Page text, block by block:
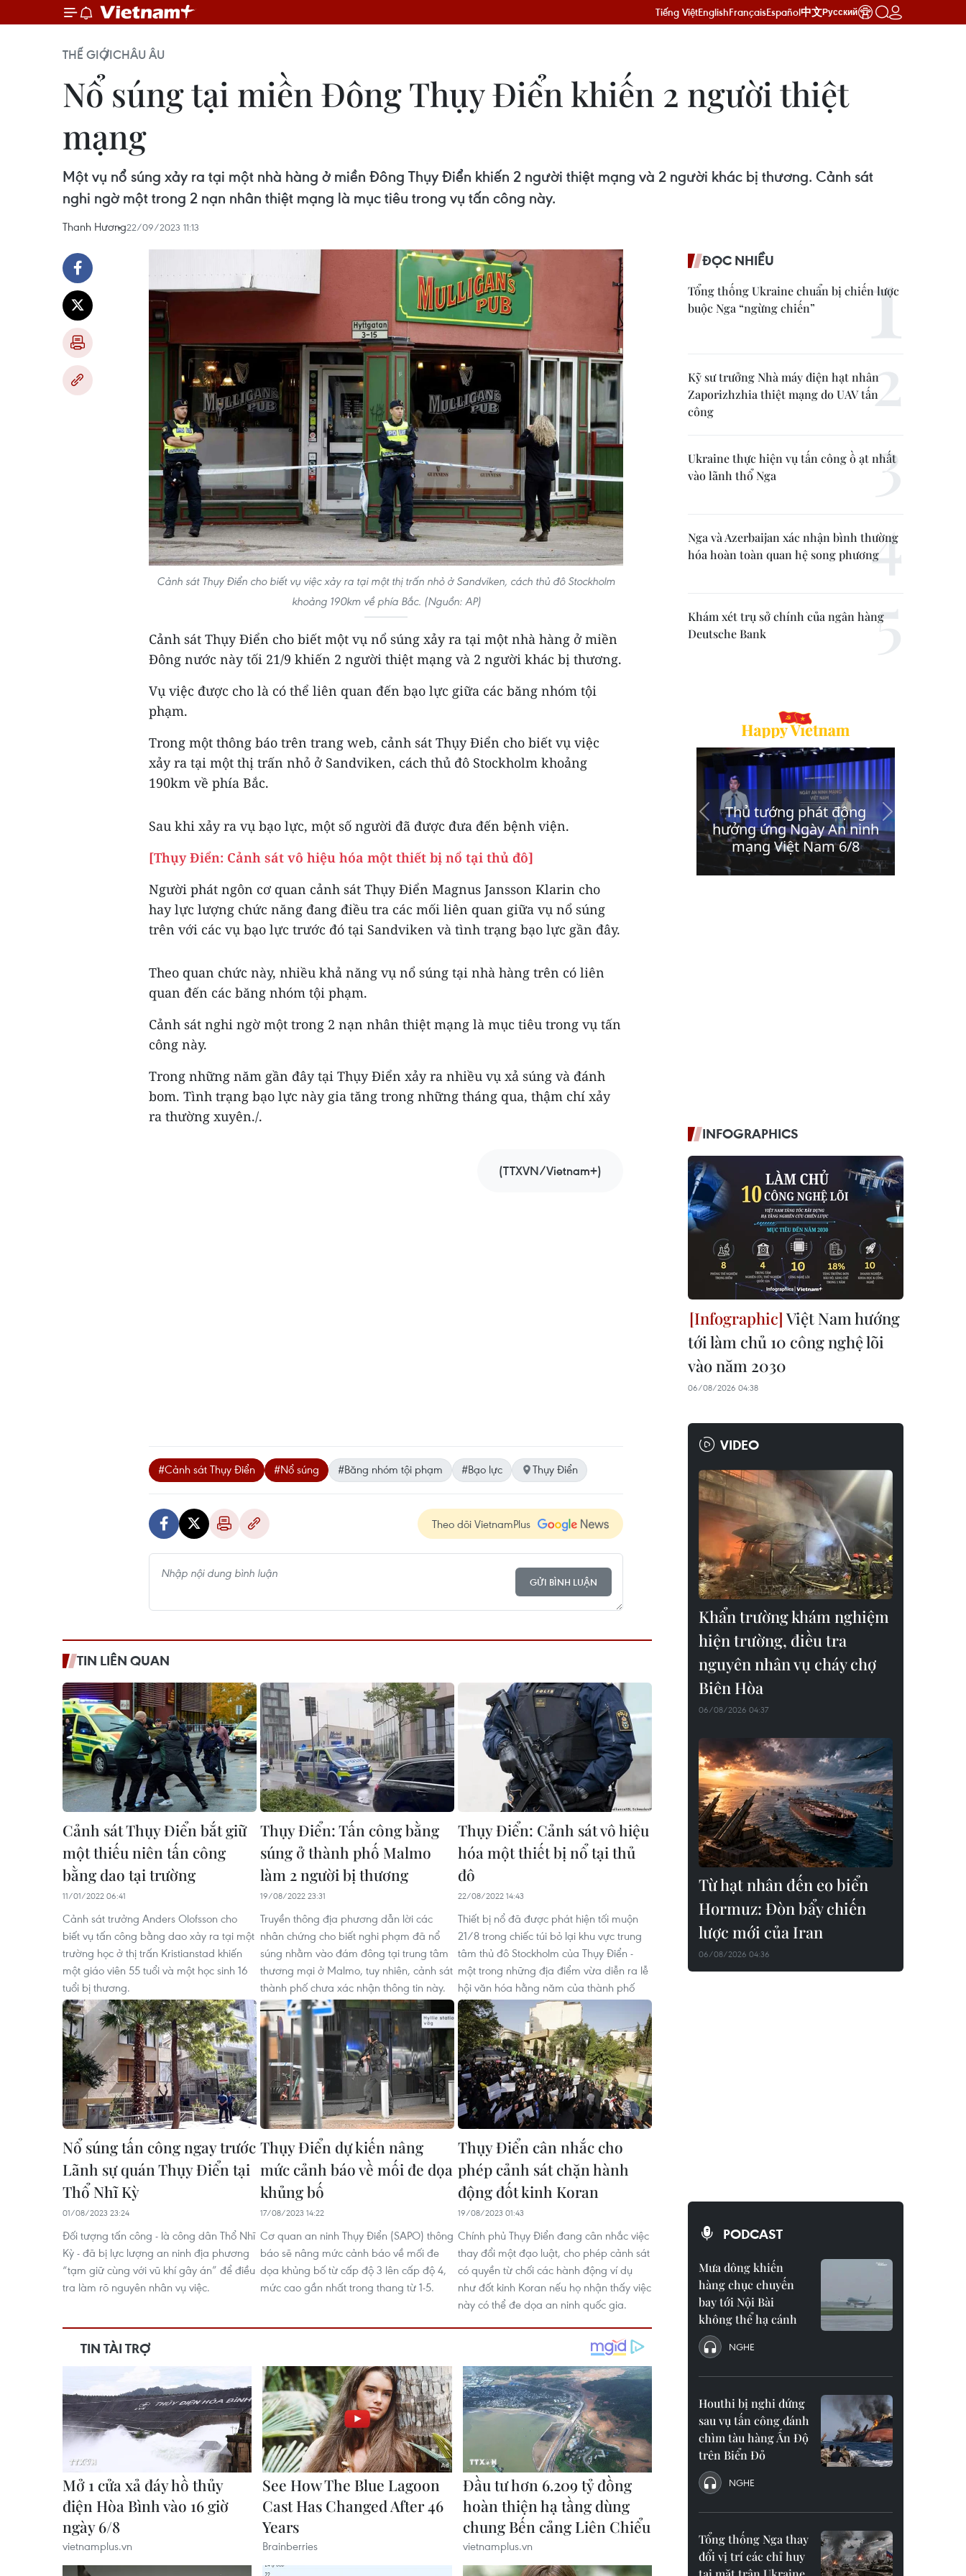
Tiếng ViệtEnglishFrançaisEspañol中文Русский
THẾ GIỚICHÂU ÂU
Nổ súng tại miền Đông Thụy Điển khiến 2 người thiệt
mạng
Một vụ nổ súng xảy ra tại một nhà hàng ở miền Đông Thụy Điển khiến 2 người thiệt mạng và 2 người khác bị thương. Cảnh sát
nghi ngờ một trong 2 nạn nhân thiệt mạng là mục tiêu trong vụ tấn công này.
Thanh Hương22/09/2023 11:13
Cảnh sát Thụy Điển cho biết vụ việc xảy ra tại một thị trấn nhỏ ở Sandviken, cách thủ đô Stockholm
khoảng 190km về phía Bắc. (Nguồn: AP)
Cảnh sát Thụy Điển cho biết một vụ nổ súng xảy ra tại một nhà hàng ở miền
Đông nước này tối 21/9 khiến 2 người thiệt mạng và 2 người khác bị thương.
Vụ việc được cho là có thể liên quan đến bạo lực giữa các băng nhóm tội
phạm.
Trong một thông báo trên trang web, cảnh sát Thụy Điển cho biết vụ việc
xảy ra tại một thị trấn nhỏ ở Sandviken, cách thủ đô Stockholm khoảng
190km về phía Bắc.
Sau khi xảy ra vụ bạo lực, một số người đã được đưa đến bệnh viện.
[Thụy Điển: Cảnh sát vô hiệu hóa một thiết bị nổ tại thủ đô]
Người phát ngôn cơ quan cảnh sát Thụy Điển Magnus Jansson Klarin cho
hay lực lượng chức năng đang điều tra các mối liên quan giữa vụ nổ súng
trên với các vụ bạo lực trước đó tại Sandviken và tình trạng bạo lực gần đây.
Theo quan chức này, nhiều khả năng vụ nổ súng tại nhà hàng trên có liên
quan đến các băng nhóm tội phạm.
Cảnh sát nghi ngờ một trong 2 nạn nhân thiệt mạng là mục tiêu trong vụ tấn
công này.
Trong những năm gần đây tại Thụy Điển xảy ra nhiều vụ xả súng và đánh
bom. Tình trạng bạo lực này gia tăng trong những tháng qua, thậm chí xảy
ra thường xuyên./.
(TTXVN/Vietnam+)
#Cảnh sát Thụy Điển #Nổ súng #Băng nhóm tội phạm #Bạo lực Thụy Điển
Theo dõi VietnamPlus
GỬI BÌNH LUẬN
TIN LIÊN QUAN
Cảnh sát Thụy Điển bắt giữ
một thiếu niên tấn công
bằng dao tại trường
11/01/2022 06:41
Cảnh sát trưởng Anders Olofsson cho
biết vụ tấn công bằng dao xảy ra tại một
trường học ở thị trấn Kristianstad khiến
một giáo viên 55 tuổi và một học sinh 16
tuổi bị thương.
Thụy Điển: Tấn công bằng
súng ở thành phố Malmo
làm 2 người bị thương
19/08/2022 23:31
Truyền thông địa phương dẫn lời các
nhân chứng cho biết nghi phạm đã nổ
súng nhằm vào đám đông tại trung tâm
thương mại ở Malmo, tuy nhiên, cảnh sát
thành phố chưa xác nhận thông tin này.
Thụy Điển: Cảnh sát vô hiệu
hóa một thiết bị nổ tại thủ
đô
22/08/2022 14:43
Thiết bị nổ đã được phát hiện tối muộn
21/8 trong chiếc túi bỏ lại khu vực trung
tâm thủ đô Stockholm của Thụy Điển -
một trong những địa điểm vừa diễn ra lễ
hội văn hóa hằng năm của thành phố
Nổ súng tấn công ngay trước
Lãnh sự quán Thụy Điển tại
Thổ Nhĩ Kỳ
01/08/2023 23:24
Đối tượng tấn công - là công dân Thổ Nhĩ
Kỳ - đã bị lực lượng an ninh địa phương
“tạm giữ cùng với vũ khí gây án” để điều
tra làm rõ nguyên nhân vụ việc.
Thụy Điển dự kiến nâng
mức cảnh báo về mối đe dọa
khủng bố
17/08/2023 14:22
Cơ quan an ninh Thụy Điển (SAPO) thông
báo sẽ nâng mức cảnh báo về mối đe
dọa khủng bố từ cấp độ 3 lên cấp độ 4,
mức cao gần nhất trong thang từ 1-5.
Thụy Điển cân nhắc cho
phép cảnh sát chặn hành
động đốt kinh Koran
19/08/2023 01:43
Chính phủ Thụy Điển đang cân nhắc việc
thay đổi một đạo luật, cho phép cảnh sát
có quyền từ chối các hành động ví dụ
như đốt kinh Koran nếu họ nhận thấy việc
này có thể đe dọa an ninh quốc gia.
ĐỌC NHIỀU
Tổng thống Ukraine chuẩn bị chiến lược
buộc Nga “ngừng chiến”
Kỹ sư trưởng Nhà máy điện hạt nhân
Zaporizhzhia thiệt mạng do UAV tấn
công
Ukraine thực hiện vụ tấn công ồ ạt nhất
vào lãnh thổ Nga
Nga và Azerbaijan xác nhận bình thường
hóa hoàn toàn quan hệ song phương
Khám xét trụ sở chính của ngân hàng
Deutsche Bank
INFOGRAPHICS
Việt Nam hướng
tới làm chủ 10 công nghệ lõi
vào năm 2030
06/08/2026 04:38
VIDEO
Khẩn trường khám nghiệm
hiện trường, điều tra
nguyên nhân vụ cháy chợ
Biên Hòa
06/08/2026 04:37
Từ hạt nhân đến eo biển
Hormuz: Đòn bẩy chiến
lược mới của Iran
06/08/2026 04:36
PODCAST
Mưa dông khiến
hàng chục chuyến
bay tới Nội Bài
không thể hạ cánh
NGHE
Houthi bị nghi đứng
sau vụ tấn công đánh
chìm tàu hàng Ấn Độ
trên Biển Đỏ
NGHE
Tổng thống Nga thay
đổi vị trí các chỉ huy